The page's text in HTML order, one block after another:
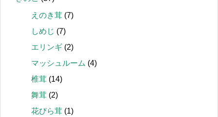
えのき茸 (7)
しめじ (7)
エリンギ (2)
マッシュルーム (4)
椎茸 (14)
舞茸 (2)
花びら茸 (1)